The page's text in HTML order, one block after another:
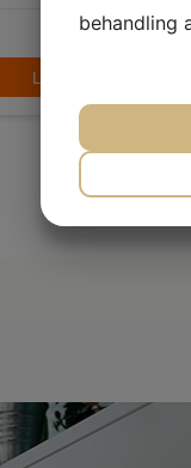
LÆG I KURV
behandling